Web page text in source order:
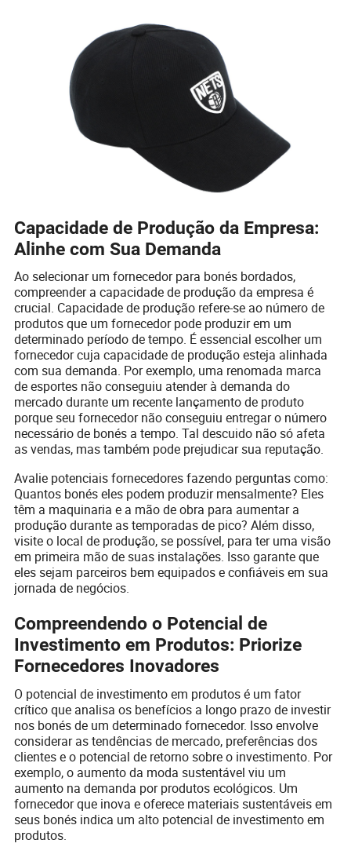
Capacidade de Produção da Empresa:
Alinhe com Sua Demanda
Ao selecionar um fornecedor para bonés bordados,
compreender a capacidade de produção da empresa é
crucial. Capacidade de produção refere-se ao número de
produtos que um fornecedor pode produzir em um
determinado período de tempo. É essencial escolher um
fornecedor cuja capacidade de produção esteja alinhada
com sua demanda. Por exemplo, uma renomada marca
de esportes não conseguiu atender à demanda do
mercado durante um recente lançamento de produto
porque seu fornecedor não conseguiu entregar o número
necessário de bonés a tempo. Tal descuido não só afeta
as vendas, mas também pode prejudicar sua reputação.
Avalie potenciais fornecedores fazendo perguntas como:
Quantos bonés eles podem produzir mensalmente? Eles
têm a maquinaria e a mão de obra para aumentar a
produção durante as temporadas de pico? Além disso,
visite o local de produção, se possível, para ter uma visão
em primeira mão de suas instalações. Isso garante que
eles sejam parceiros bem equipados e confiáveis em sua
jornada de negócios.
Compreendendo o Potencial de
Investimento em Produtos: Priorize
Fornecedores Inovadores
O potencial de investimento em produtos é um fator
crítico que analisa os benefícios a longo prazo de investir
nos bonés de um determinado fornecedor. Isso envolve
considerar as tendências de mercado, preferências dos
clientes e o potencial de retorno sobre o investimento. Por
exemplo, o aumento da moda sustentável viu um
aumento na demanda por produtos ecológicos. Um
fornecedor que inova e oferece materiais sustentáveis em
seus bonés indica um alto potencial de investimento em
produtos.